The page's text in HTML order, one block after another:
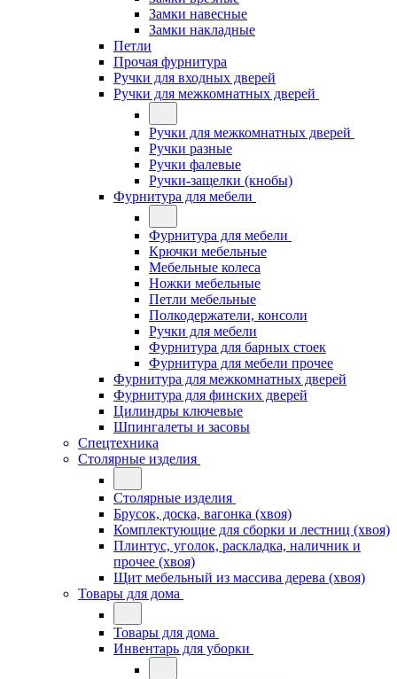
Замки навесные
Замки накладные
Петли
Прочая фурнитура
Ручки для входных дверей
Ручки для межкомнатных дверей
Ручки для межкомнатных дверей
Ручки разные
Ручки фалевые
Ручки-защелки (кнобы)
Фурнитура для мебели
Фурнитура для мебели
Крючки мебельные
Мебельные колеса
Ножки мебельные
Петли мебельные
Полкодержатели, консоли
Ручки для мебели
Фурнитура для барных стоек
Фурнитура для мебели прочее
Фурнитура для межкомнатных дверей
Фурнитура для финских дверей
Цилиндры ключевые
Шпингалеты и засовы
Спецтехника
Столярные изделия
Столярные изделия
Брусок, доска, вагонка (хвоя)
Комплектующие для сборки и лестниц (хвоя)
Плинтус, уголок, раскладка, наличник и
прочее (хвоя)
Щит мебельный из массива дерева (хвоя)
Товары для дома
Товары для дома
Инвентарь для уборки